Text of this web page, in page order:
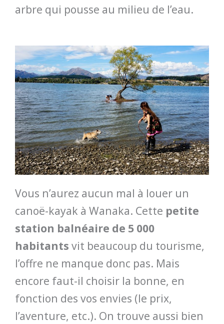
arbre qui pousse au milieu de l’eau.
Vous n’aurez aucun mal à louer un
canoë-kayak à Wanaka. Cette petite
station balnéaire de 5 000
habitants vit beaucoup du tourisme,
l’offre ne manque donc pas. Mais
encore faut-il choisir la bonne, en
fonction des vos envies (le prix,
l’aventure, etc.). On trouve aussi bien